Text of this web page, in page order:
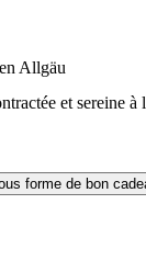
Allgäu
et sereine
forme de bon